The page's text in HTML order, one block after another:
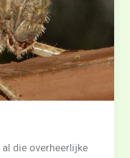
die overheerlijke